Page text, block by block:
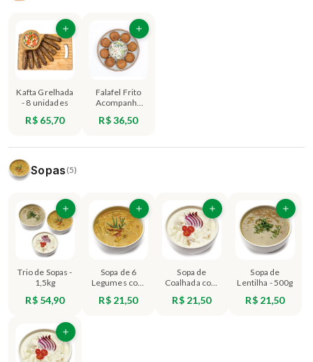
Kafta Grelhada
- 8 unidades
R$ 65,70
Falafel Frito
Acompanha
Molho de
Gergelim -
unidades)
R$ 36,50
Sopas (5)
Trio de Sopas -
1,5kg
R$ 54,90
Sopa de 6
Legumes com
Frango - 500g
R$ 21,50
Sopa de
Coalhada com
Carne - 500g
R$ 21,50
Sopa de
Lentilha - 500g
R$ 21,50